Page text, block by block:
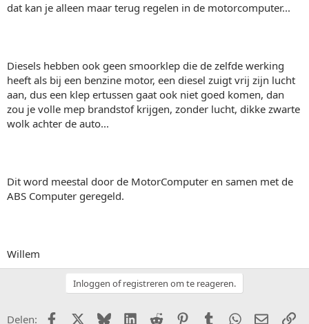
dat kan je alleen maar terug regelen in de motorcomputer...
Diesels hebben ook geen smoorklep die de zelfde werking
heeft als bij een benzine motor, een diesel zuigt vrij zijn lucht
aan, dus een klep ertussen gaat ook niet goed komen, dan
zou je volle mep brandstof krijgen, zonder lucht, dikke zwarte
wolk achter de auto...
Dit word meestal door de MotorComputer en samen met de
ABS Computer geregeld.
Willem
Inloggen of registreren om te reageren.
Delen: FacebookX (Twitter)
BlueskyLinkedIn
Reddit PinterestTumblr WhatsApp
E-mail